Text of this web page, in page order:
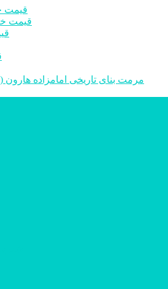
قیمت
قیمت
مرمت بنای تاریخی امامزاده هارون